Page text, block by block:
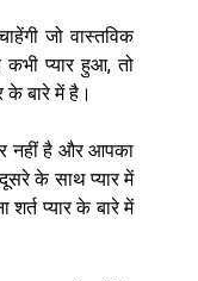
जो वास्तविक
प्यार हुआ, तो
के बारे में है।
नहीं है और आपका
के साथ प्यार में
प्यार के बारे में